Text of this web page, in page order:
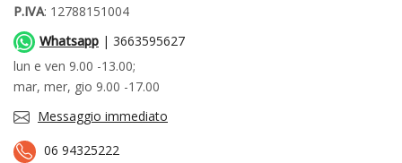
P.IVA: 12788151004
Whatsapp | 3663595627
lun e ven 9.00 -13.00;
mar, mer, gio 9.00 -17.00
Messaggio immediato
06 94325222